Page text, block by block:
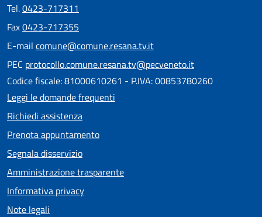
Tel.0423-717311
Fax0423-717355
E-mail comune@comune.resana.tv.it
PEC protocollo.comune.resana.tv@pecveneto.it
Codice fiscale: 81000610261 - P.IVA: 00853780260
Leggi le domande frequenti
Richiedi assistenza
Prenota appuntamento
Segnala disservizio
Amministrazione trasparente
Informativa privacy
Note legali